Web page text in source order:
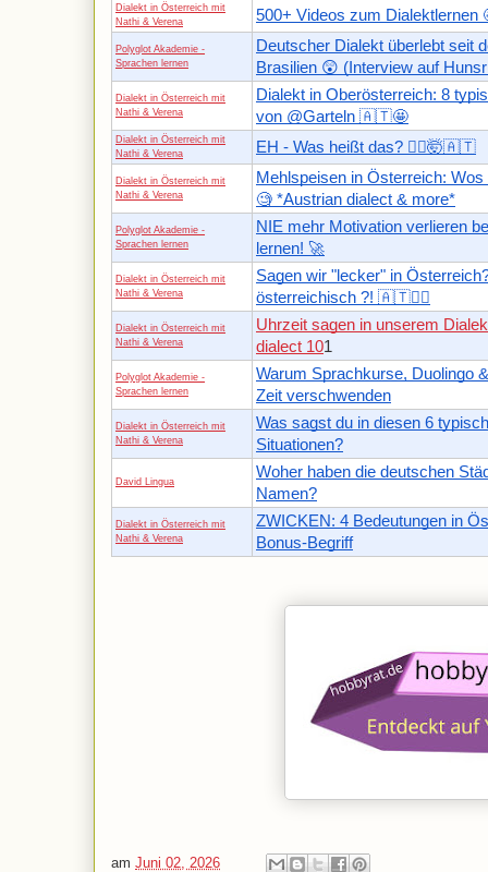
Dialekt in Österreich mit
Nathi & Verena
500+ Videos zum
Polyglot Akademie -
Sprachen lernen
Deutscher Dialekt überlebt seit
Brasilien 😲 (Interview auf
Dialekt in Österreich mit
Nathi & Verena
Dialekt in Oberösterreich: 8
von @Garteln 🇦🇹🤩
Dialekt in Österreich mit
Nathi & Verena
EH - Was heißt das? 🤷‍♀️🤯🇦🇹
Dialekt in Österreich mit
Nathi & Verena
Mehlspeisen in Österreich:
🧐 *Austrian dialect & more*
Polyglot Akademie -
Sprachen lernen
NIE mehr Motivation verlieren
lernen! 🚀
Dialekt in Österreich mit
Nathi & Verena
Sagen wir "lecker" in
österreichisch ?! 🇦🇹🤷‍♀️
Dialekt in Österreich mit
Nathi & Verena
Uhrzeit sagen in unserem
dialect 101
Polyglot Akademie -
Sprachen lernen
Warum Sprachkurse, Duolingo
Zeit verschwenden
Dialekt in Österreich mit
Nathi & Verena
Was sagst du in diesen 6
Situationen?
David Lingua
Woher haben die deutschen
Namen?
Dialekt in Österreich mit
Nathi & Verena
ZWICKEN: 4 Bedeutungen in
Bonus-Begriff
am Juni 02, 2026